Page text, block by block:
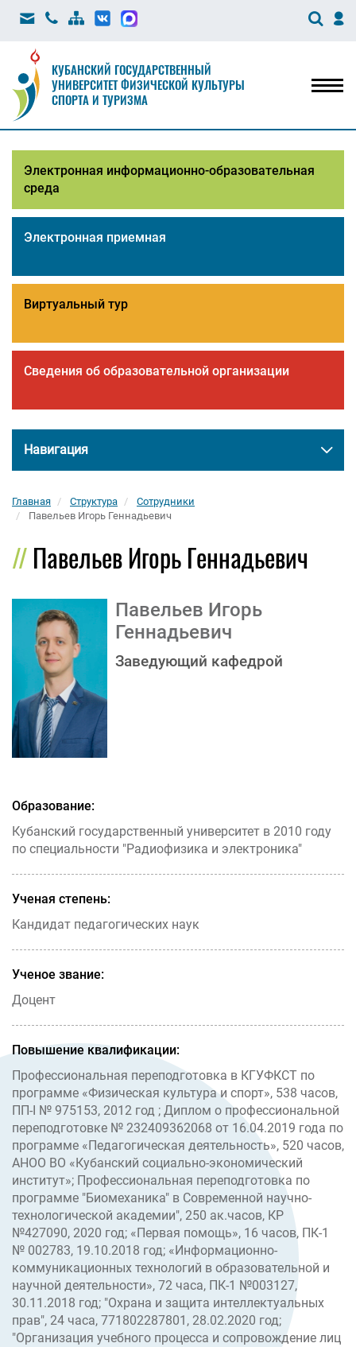
КУБАНСКИЙ ГОСУДАРСТВЕННЫЙ
УНИВЕРСИТЕТ ФИЗИЧЕСКОЙ КУЛЬТУРЫ
СПОРТА И ТУРИЗМА
Электронная информационно-образовательная
среда
Электронная приемная
Виртуальный тур
Сведения об образовательной организации
Навигация
Главная Структура
Сотрудники
Павельев Игорь Геннадьевич
Павельев Игорь Геннадьевич
Павельев Игорь
Геннадьевич
Заведующий кафедрой
Образование:
Кубанский государственный университет в 2010 году
по специальности "Радиофизика и электроника"
Ученая степень:
Кандидат педагогических наук
Ученое звание:
Доцент
Повышение квалификации:
Профессиональная переподготовка в КГУФКСТ по
программе «Физическая культура и спорт», 538 часов,
ПП-I № 975153, 2012 год ; Диплом о профессиональной
переподготовке № 232409362068 от 16.04.2019 года по
программе «Педагогическая деятельность», 520 часов,
АНОО ВО «Кубанский социально-экономический
институт»; Профессиональная переподготовка по
программе "Биомеханика" в Современной научно-
технологической академии", 250 ак.часов, КР
№427090, 2020 год; «Первая помощь», 16 часов, ПК-1
№ 002783, 19.10.2018 год; «Информационно-
коммуникационных технологий в образовательной и
научной деятельности», 72 часа, ПК-1 №003127,
30.11.2018 год; "Охрана и защита интеллектуальных
прав", 24 часа, 771802287801, 28.02.2020 год;
"Организация учебного процесса и сопровождение лиц